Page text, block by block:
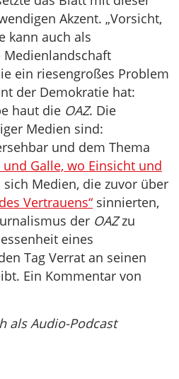
Akzent. „Vorsicht,
kann auch als
Medienlandschaft
ein riesengroßes Problem
der Demokratie hat:
haut die OAZ. Die
Medien sind:
und dem Thema
und Galle, wo Einsicht und
sich Medien, die zuvor über
Vertrauens“ sinnierten,
der OAZzu
eines
Tag Verrat an seinen
Ein Kommentar von
als Audio-Podcast